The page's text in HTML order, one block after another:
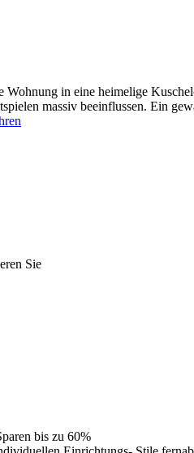
in eine heimelige
massiv beeinflussen. Ein
Sie
bis zu 60%